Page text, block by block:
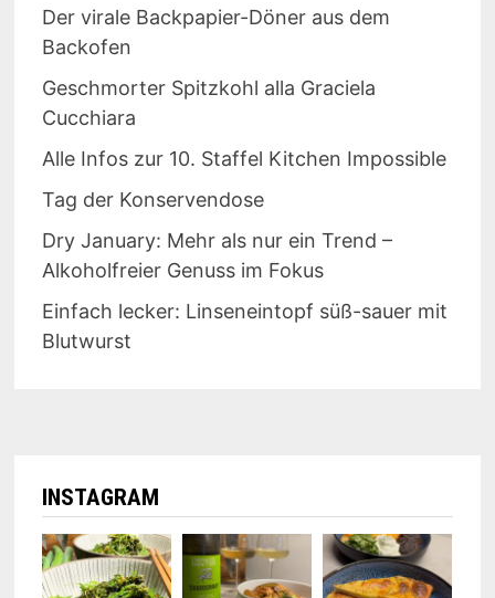
Der virale Backpapier-Döner aus dem
Backofen
Geschmorter Spitzkohl alla Graciela
Cucchiara
Alle Infos zur 10. Staffel Kitchen Impossible
Tag der Konservendose
Dry January: Mehr als nur ein Trend –
Alkoholfreier Genuss im Fokus
Einfach lecker: Linseneintopf süß-sauer mit
Blutwurst
INSTAGRAM